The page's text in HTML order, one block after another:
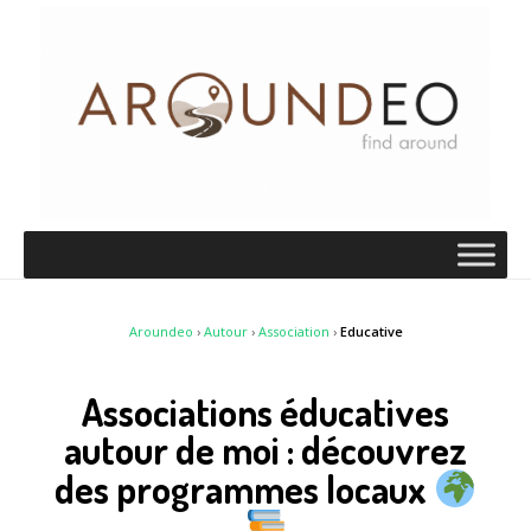
Aroundeo › Autour› Association › Educative
Associations éducatives
autour de moi : découvrez
des programmes locaux